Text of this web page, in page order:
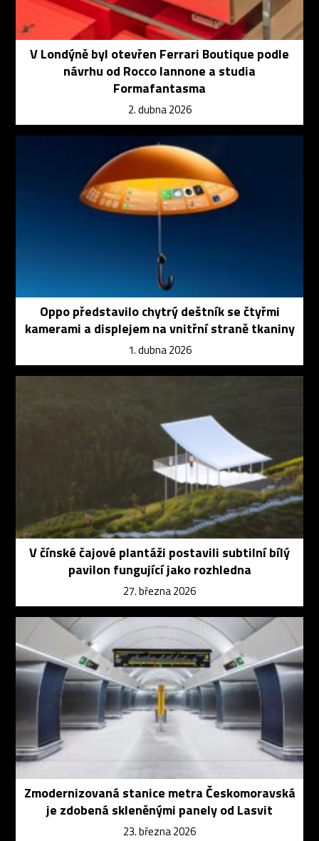
V Londýně byl otevřen Ferrari Boutique podle
návrhu od Rocco Iannone a studia
Formafantasma
2. dubna 2026
Oppo představilo chytrý deštník se čtyřmi
kamerami a displejem na vnitřní straně tkaniny
1. dubna 2026
V čínské čajové plantáži postavili subtilní bílý
pavilon fungující jako rozhledna
27. března 2026
Zmodernizovaná stanice metra Českomoravská
je zdobená skleněnými panely od Lasvit
23. března 2026